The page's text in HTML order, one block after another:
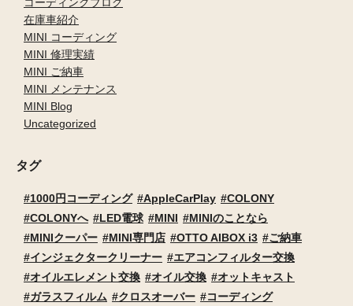
在庫車紹介
MINI コーディング
MINI 修理実績
MINI ご納車
MINI メンテナンス
MINI Blog
Uncategorized
タグ
1000円コーディング AppleCarPlay
COLONY
COLONYへ
LED電球 MINI
MINIのことなら
MINIクーパー
MINI専門店 OTTO AIBOX i3
ご納車
インジェクタークリーナー
エアコンフィルター交換
オイルエレメント交換
オイル交換
オットキャスト
ガラスフィルム
クロスオーバー コーディング